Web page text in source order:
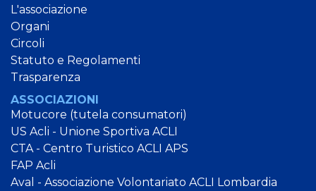
L'associazione
Organi
Circoli
Statuto e Regolamenti
Trasparenza
ASSOCIAZIONI
Motucore (tutela consumatori)
US Acli - Unione Sportiva ACLI
CTA - Centro Turistico ACLI APS
FAP Acli
Aval - Associazione Volontariato ACLI Lombardia